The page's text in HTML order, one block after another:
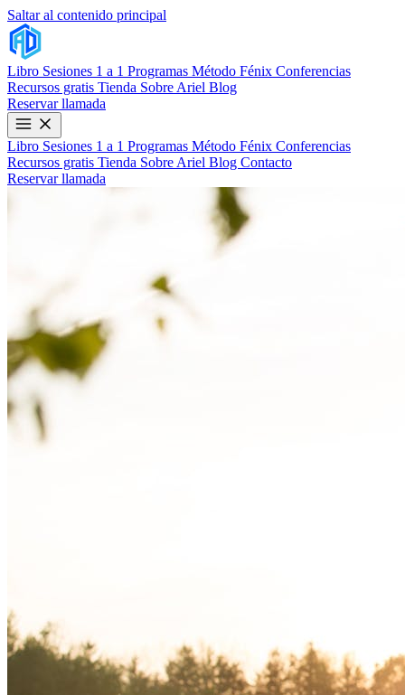
Saltar al contenido principal
Libro Sesiones 1 a 1 Programas Método Fénix Conferencias
Recursos gratis Tienda Sobre Ariel Blog
Reservar llamada
Libro Sesiones 1 a 1 Programas Método Fénix Conferencias
Recursos gratis Tienda Sobre Ariel Blog Contacto
Reservar llamada